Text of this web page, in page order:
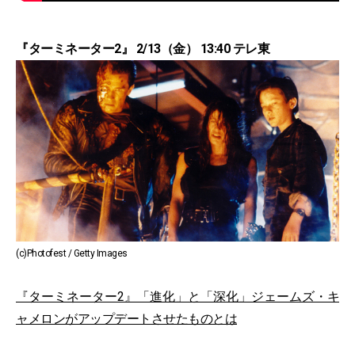
『ターミネーター2』 2/13（金） 13:40 テレ東
(c)Photofest / Getty Images
『ターミネーター2』「進化」と「深化」ジェームズ・キ
ャメロンがアップデートさせたものとは